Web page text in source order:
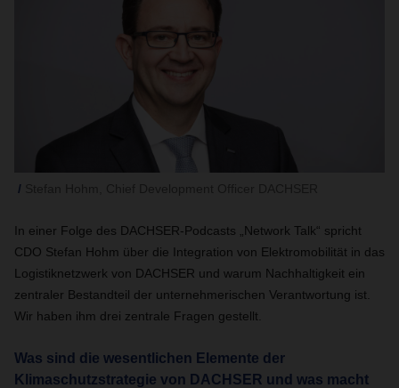
In einer Folge des DACHSER-Podcasts „Network Talk“ spricht
CDO Stefan Hohm über die Integration von Elektromobilität in das
Logistiknetzwerk von DACHSER und warum Nachhaltigkeit ein
zentraler Bestandteil der unternehmerischen Verantwortung ist.
Wir haben ihm drei zentrale Fragen gestellt.
Was sind die wesentlichen Elemente der
Klimaschutzstrategie von DACHSER und was macht